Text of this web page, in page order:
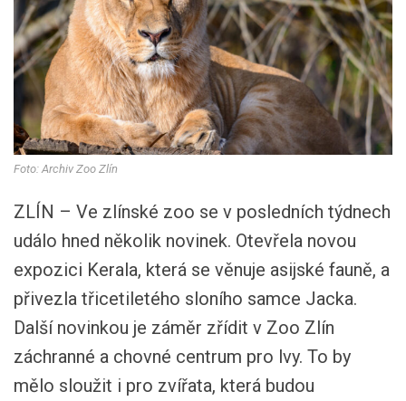
Foto: Archiv Zoo Zlín
ZLÍN – Ve zlínské zoo se v posledních týdnech
událo hned několik novinek. Otevřela novou
expozici Kerala, která se věnuje asijské fauně, a
přivezla třicetiletého sloního samce Jacka.
Další novinkou je záměr zřídit v Zoo Zlín
záchranné a chovné centrum pro lvy. To by
mělo sloužit i pro zvířata, která budou